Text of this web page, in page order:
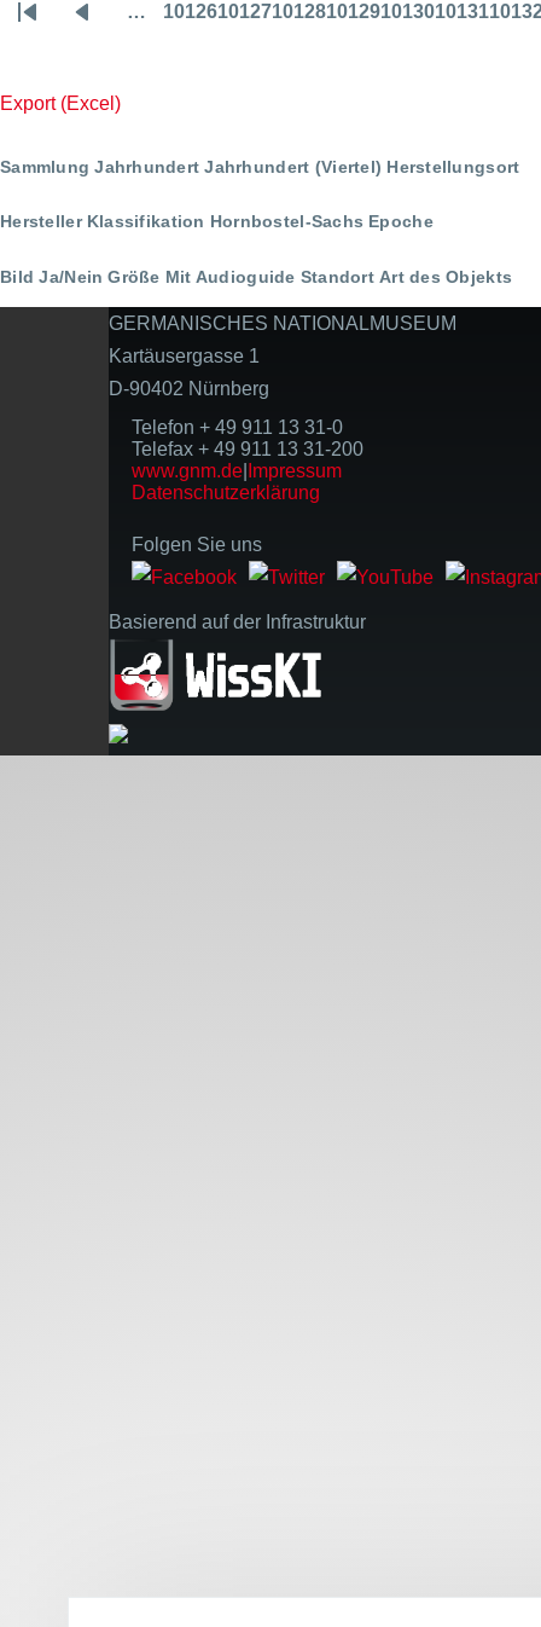
Seitennummerierung
Erste
Vorherige
… 101261012710128101291013010131
Export (Excel)
Sammlung Jahrhundert Jahrhundert (Viertel) Herstellungsort
Hersteller Klassifikation Hornbostel-Sachs Epoche
Bild Ja/Nein Größe Mit Audioguide Standort Art des Objekts
GERMANISCHES NATIONALMUSEUM
Kartäusergasse 1
D-90402 Nürnberg
Telefon + 49 911 13 31-0
Telefax + 49 911 13 31-200
www.gnm.de Impressum
Datenschutzerklärung
Folgen Sie uns
Basierend auf der Infrastruktur